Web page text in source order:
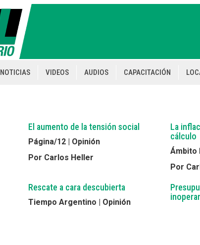
NOTICIAS VIDEOS AUDIOS CAPACITACIÓN
El aumento de la tensión social
Página/12 | Opinión
Por Carlos Heller
La
cálculo
Ámbito
Por
Rescate a cara descubierta
Tiempo Argentino | Opinión